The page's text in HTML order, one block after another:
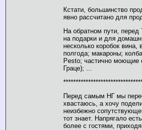
Кстати, большинство
явно рассчитано для
На обратном пути, перед
на подарки и для
несколько коробок
полгода; макароны;
Pesto; частично моющие
Граце); ...
Перед самым НГ мы
хвастаюсь, а хочу
неизбежно
тот знает. Напрягало
более с гостями,